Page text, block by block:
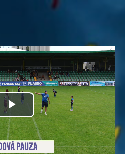
Přehrát
video